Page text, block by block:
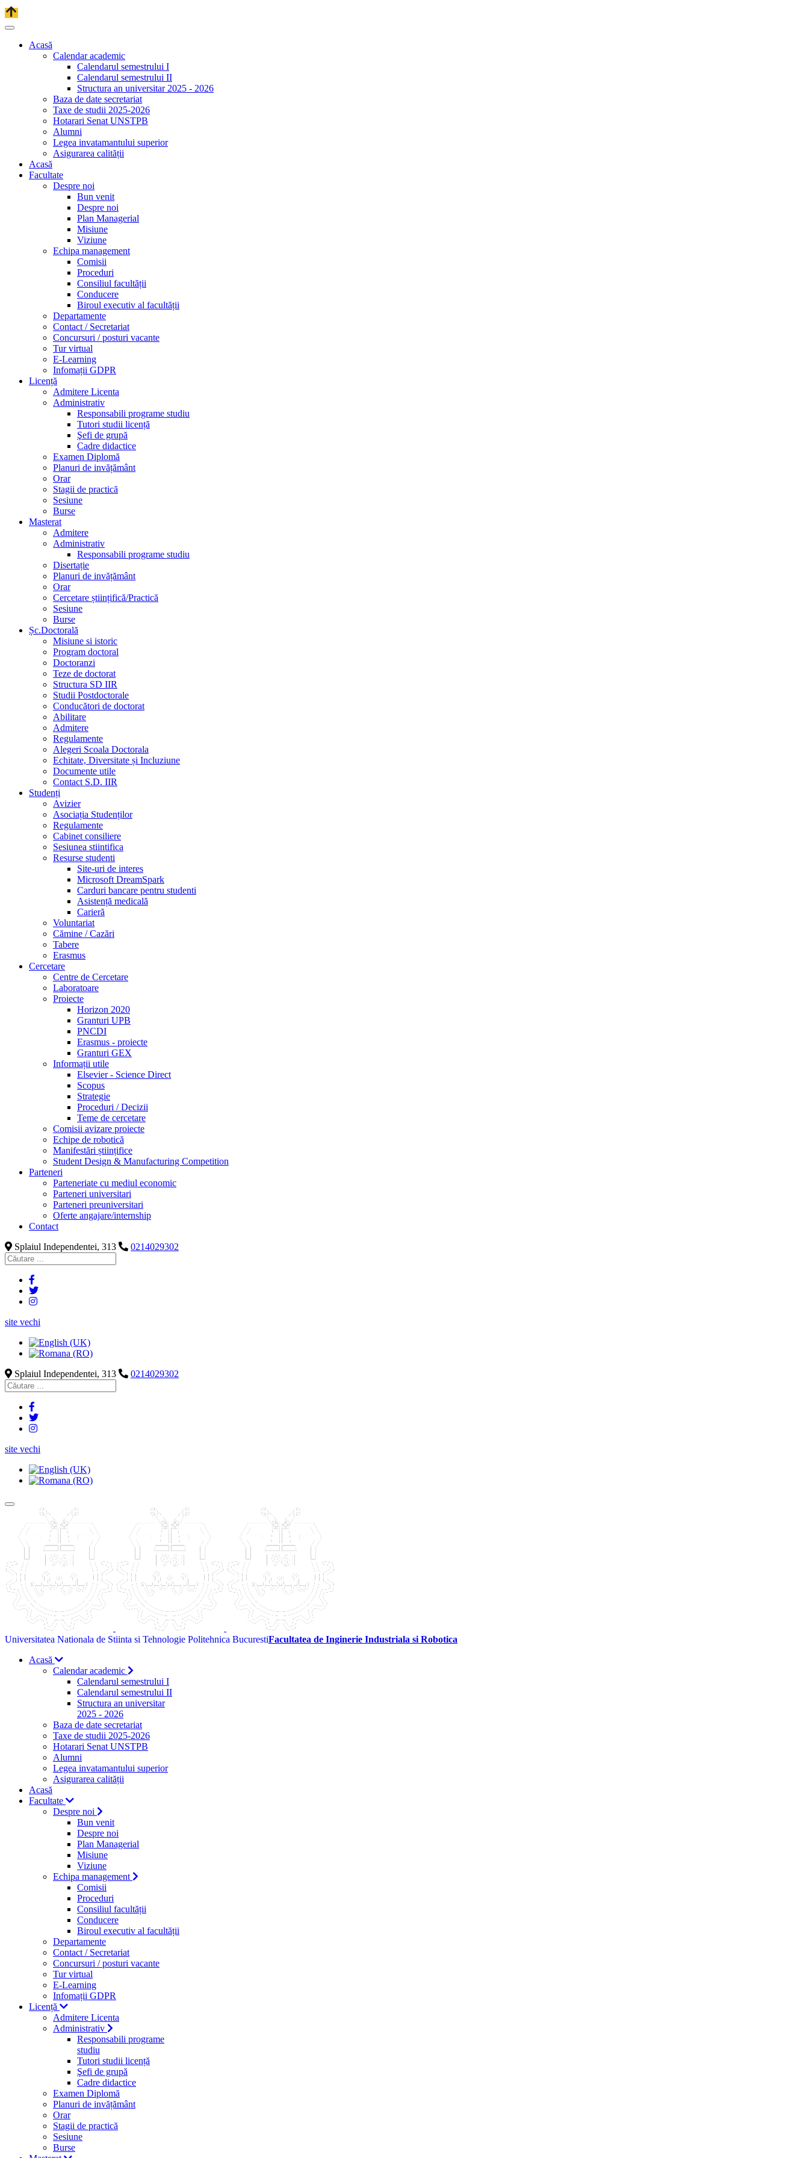
Acasă
Calendar academic
Calendarul semestrului I
Calendarul semestrului II
Structura an universitar 2025 - 2026
Baza de date secretariat
Taxe de studii 2025-2026
Hotarari Senat UNSTPB
Alumni
Legea invatamantului superior
Asigurarea calității
Acasă
Facultate
Despre noi
Bun venit
Despre noi
Plan Managerial
Misiune
Viziune
Echipa management
Comisii
Proceduri
Consiliul facultății
Conducere
Biroul executiv al facultății
Departamente
Contact / Secretariat
Concursuri / posturi vacante
Tur virtual
E-Learning
Infomații GDPR
Licență
Admitere Licenta
Administrativ
Responsabili programe studiu
Tutori studii licență
Şefi de grupă
Cadre didactice
Examen Diplomă
Planuri de invățământ
Orar
Stagii de practică
Sesiune
Burse
Masterat
Admitere
Administrativ
Responsabili programe studiu
Disertație
Planuri de invățământ
Orar
Cercetare științifică/Practică
Sesiune
Burse
Șc.Doctorală
Misiune si istoric
Program doctoral
Doctoranzi
Teze de doctorat
Structura SD IIR
Studii Postdoctorale
Conducători de doctorat
Abilitare
Admitere
Regulamente
Alegeri Scoala Doctorala
Echitate, Diversitate și Incluziune
Documente utile
Contact S.D. IIR
Studenți
Avizier
Asociația Studenților
Regulamente
Cabinet consiliere
Sesiunea stiintifica
Resurse studenti
Site-uri de interes
Microsoft DreamSpark
Carduri bancare pentru studenti
Asistență medicală
Carieră
Voluntariat
Cămine / Cazări
Tabere
Erasmus
Cercetare
Centre de Cercetare
Laboratoare
Proiecte
Horizon 2020
Granturi UPB
PNCDI
Erasmus - proiecte
Granturi GEX
Informații utile
Elsevier - Science Direct
Scopus
Strategie
Proceduri / Decizii
Teme de cercetare
Comisii avizare proiecte
Echipe de robotică
Manifestări științifice
Student Design & Manufacturing Competition
Parteneri
Parteneriate cu mediul economic
Parteneri universitari
Parteneri preuniversitari
Oferte angajare/internship
Contact
Splaiul Independentei, 313
0214029302
site vechi
Splaiul Independentei, 313 0214029302
site vechi
Universitatea Nationala de Stiinta si Tehnologie Politehnica BucurestiFacultatea de Inginerie Industriala si Robotica
Acasă
Calendar academic
Calendarul semestrului I
Calendarul semestrului II
Structura an universitar
2025 - 2026
Baza de date secretariat
Taxe de studii 2025-2026
Hotarari Senat UNSTPB
Alumni
Legea invatamantului superior
Asigurarea calității
Acasă
Facultate
Despre noi
Bun venit
Despre noi
Plan Managerial
Misiune
Viziune
Echipa management
Comisii
Proceduri
Consiliul facultății
Conducere
Biroul executiv al facultății
Departamente
Contact / Secretariat
Concursuri / posturi vacante
Tur virtual
E-Learning
Infomații GDPR
Licență
Admitere Licenta
Administrativ
Responsabili programe
studiu
Tutori studii licență
Şefi de grupă
Cadre didactice
Examen Diplomă
Planuri de invățământ
Orar
Stagii de practică
Sesiune
Burse